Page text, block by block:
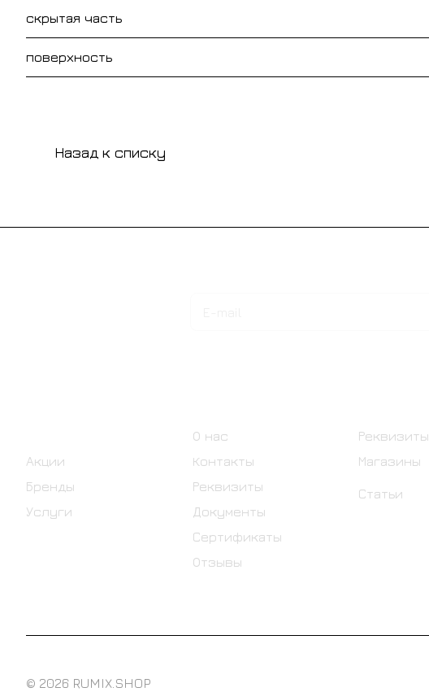
скрытая часть
поверхность
Назад к списку
Акции
Бренды
Услуги
О нас
Контакты
Реквизиты
Документы
Сертификаты
Отзывы
Реквизиты
Магазины
Статьи
© 2026 RUMIX.SHOP